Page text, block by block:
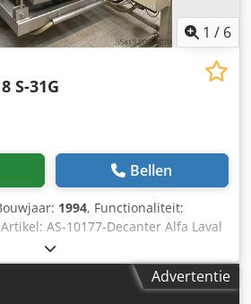
1 / 6
S-31G
Bellen
1994, Functionaliteit:
AS-10177-Decanter Alfa Laval
Laval Decanter-centrifuges NX
met klep- en leidingunits
A/S (Søborg, Denemarken)
Advertentie